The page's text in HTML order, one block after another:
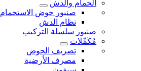
الحمام والدش
صنبور حوض الاستحمام
نظام الدش
صنبور سلسلة التركيب
مُكَمِّلات
تصريف الحوض
مصرف الأرضية